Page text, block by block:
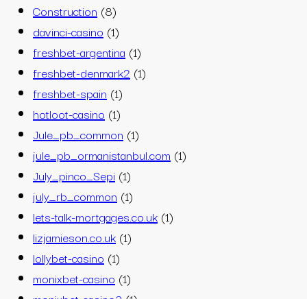
Construction (8)
davinci-casino (1)
freshbet-argentina (1)
freshbet-denmark2 (1)
freshbet-spain (1)
hotloot-casino (1)
Jule_pb_common (1)
jule_pb_ormanistanbul.com (1)
July_pinco_Sepi (1)
july_rb_common (1)
lets-talk-mortgages.co.uk (1)
lizjamieson.co.uk (1)
lollybet-casino (1)
monixbet-casino (1)